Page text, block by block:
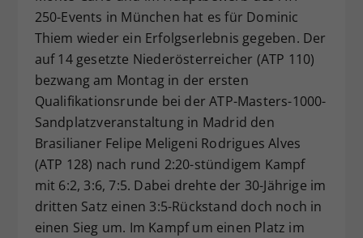
250-Events in München hat es für Dominic
Thiem wieder ein Erfolgserlebnis gegeben. Der
auf 14 gesetzte Niederösterreicher (ATP 110)
bezwang am Montag in der ersten
Qualifikationsrunde bei der ATP-Masters-1000-
Sandplatzveranstaltung in Madrid den
Brasilianer Felipe Meligeni Rodrigues Alves
(ATP 128) nach rund 2:20-stündigem Kampf
mit 6:2, 3:6, 7:5. Dabei drehte der 30-Jährige im
dritten Satz einen 3:5-Rückstand doch noch in
einen Sieg um. Im Kampf um einen Platz im
Zweck
Dieser Wert speichert Ihre Consent-
Einstellungen. Unter anderem eine
zufällig generierte ID, für die
historische Speicherung Ihrer
vorgenommen Einstellungen, falls der
Webseiten-Betreiber dies eingestellt
hat.